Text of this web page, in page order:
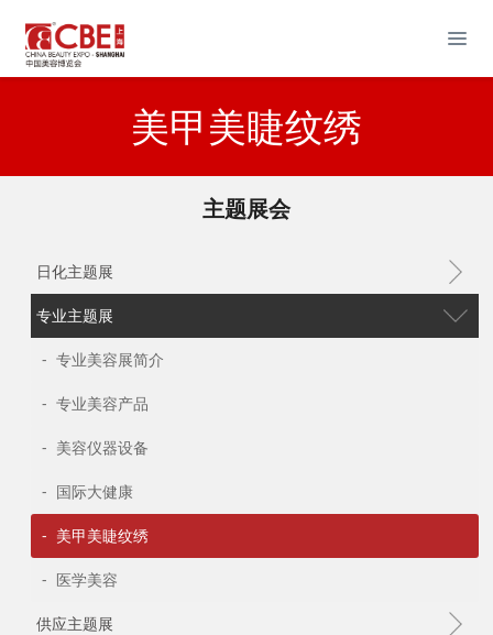
美甲美睫纹绣
主题展会
日化主题展
专业主题展
- 专业美容展简介
- 专业美容产品
- 美容仪器设备
- 国际大健康
- 美甲美睫纹绣
- 医学美容
供应主题展